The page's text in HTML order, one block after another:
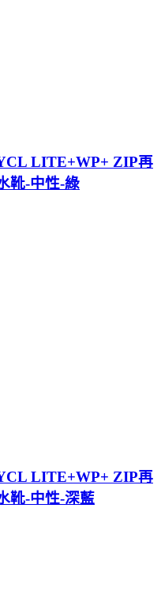
LITE+WP+ ZIP再
靴-中性-綠
LITE+WP+ ZIP再
靴-中性-深藍